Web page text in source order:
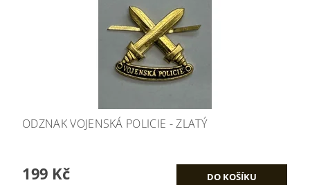
ODZNAK VOJENSKÁ POLICIE - ZLATÝ
199 Kč